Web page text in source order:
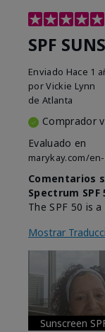
SPF
Enviado Hace 1
porVickie Lynn
de Atlanta
Comprador
Evaluado en
marykay.com/
Comentarios
Spectrum SPF
The SPF 50 is
Mostrar
Sunscreen